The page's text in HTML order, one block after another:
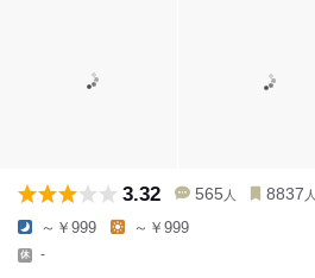
3.32 565 人 8837 人
～￥999 ～￥999
-